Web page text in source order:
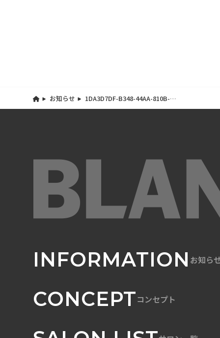
お知らせ
1DA3D7DF-B348-44AA-810B-
94D7C0B6DF45
INFORMATION お知ら
CONCEPTコンセプト